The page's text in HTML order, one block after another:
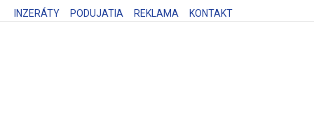
INZERÁTY PODUJATIA REKLAMA KONTAKT